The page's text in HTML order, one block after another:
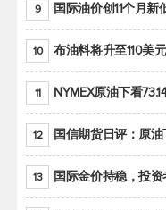
9 国际油价创11个月新低，
10 布油料将升至110美元！摩根
11 NYMEX原油下看
12 国信期货日评：原油下挫
13 国际金价持稳，投资者